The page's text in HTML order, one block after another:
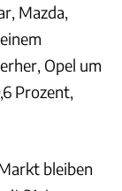
Mazda,
Opel um
Prozent,
bleiben